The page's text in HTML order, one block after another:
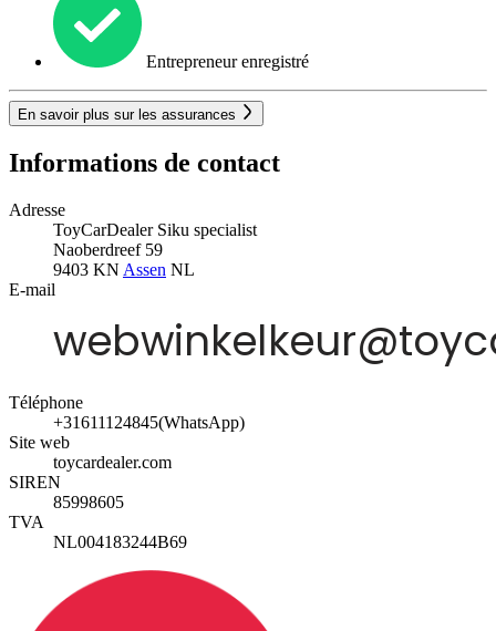
Entrepreneur enregistré
En savoir plus sur les assurances
Informations de contact
Adresse
ToyCarDealer Siku specialist
Naoberdreef 59
9403 KN Assen NL
E-mail
Téléphone
+31611124845(WhatsApp)
Site web
toycardealer.com
SIREN
85998605
TVA
NL004183244B69